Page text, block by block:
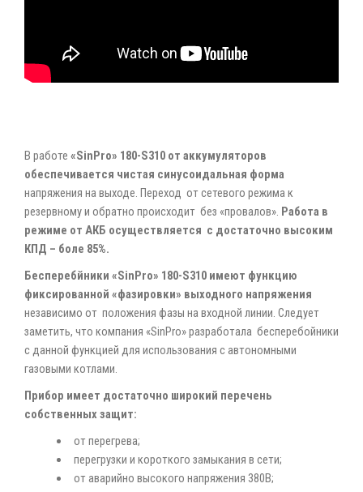
В работе «SinPro» 180-S310 от аккумуляторов
обеспечивается чистая синусоидальная форма
напряжения на выходе. Переход от сетевого режима к
резервному и обратно происходит без «провалов». Работа в
режиме от АКБ осуществляется с достаточно высоким
КПД – боле 85%.
Бесперебйники «SinPro» 180-S310 имеют функцию
фиксированной «фазировки» выходного напряжения
независимо от положения фазы на входной линии. Следует
заметить, что компания «SinPro» разработала бесперебойники
с данной функцией для использования с автономными
газовыми котлами.
Прибор имеет достаточно широкий перечень
собственных защит:
от перегрева;
перегрузки и короткого замыкания в сети;
от аварийно высокого напряжения 380В;